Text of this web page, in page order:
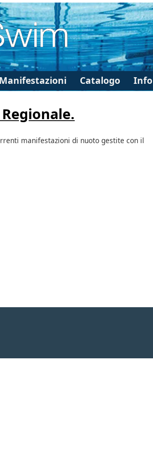
Catalogo Info
manifestazioni di nuoto gestite con il